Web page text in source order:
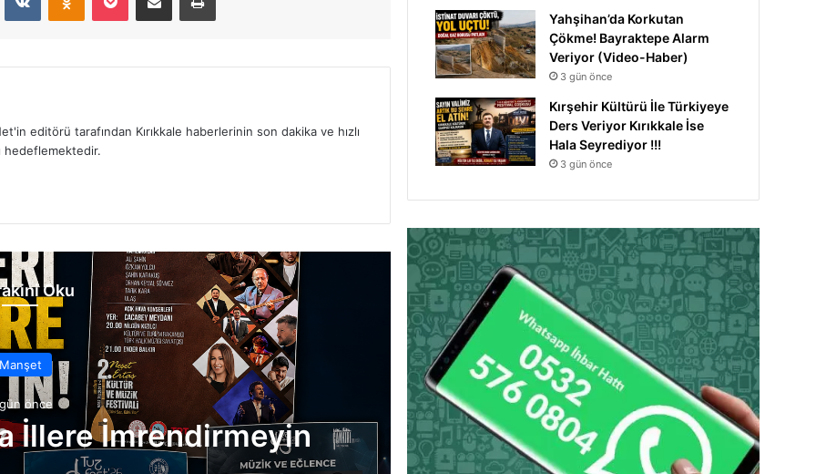
editörü tarafından Kırıkkale haberlerinin son dakika ve hızlı
hedeflemektedir.
Oku
Manşet
önce
Tutunmak İçin
Bekliyor
Manşet
1 hafta önce
Ahmet Önal’dan Sürücü
Yahşihan’da Korkutan
Çökme! Bayraktepe Alarm
Veriyor (Video-Haber)
3 gün önce
Kırşehir Kültürü İle Türkiyeye
Ders Veriyor Kırıkkale İse
Hala Seyrediyor !!!
3 gün önce